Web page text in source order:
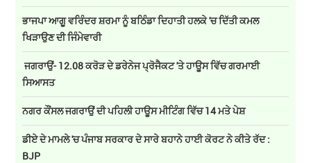
ਭਾਜਪਾ ਆਗੂ ਵਰਿੰਦਰ ਸ਼ਰਮਾ ਨੂੰ ਬਠਿੰਡਾ ਦਿਹਾਤੀ ਹਲਕੇ 'ਚ ਦਿੱਤੀ ਕਮਲ
ਖਿੜਾਉਣ ਦੀ ਜਿੰਮੇਵਾਰੀ
ਜਗਰਾਉਂ- 12.08 ਕਰੋੜ ਦੇ ਡਰੇਨੇਜ ਪ੍ਰੋਜੈਕਟ 'ਤੇ ਹਾਊਸ ਵਿੱਚ ਗਰਮਾਈ
ਸਿਆਸਤ
ਨਗਰ ਕੌਂਸਲ ਜਗਰਾਉਂ ਦੀ ਪਹਿਲੀ ਹਾਊਸ ਮੀਟਿੰਗ ਵਿੱਚ 14 ਮਤੇ ਪੇਸ਼
ਡੀਏ ਦੇ ਮਾਮਲੇ 'ਚ ਪੰਜਾਬ ਸਰਕਾਰ ਦੇ ਸਾਰੇ ਬਹਾਨੇ ਹਾਈ ਕੋਰਟ ਨੇ ਕੀਤੇ ਰੱਦ :
BJP